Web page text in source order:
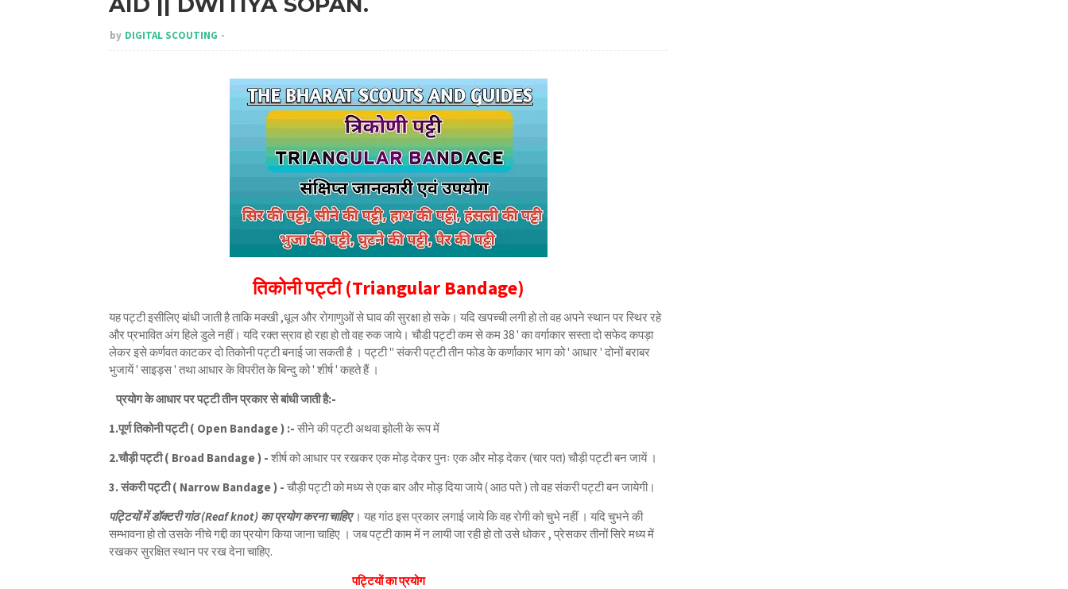
by DIGITAL SCOUTING
तिकोनी पट्टी (Triangular Bandage)
यह पट्टी इसीलिए बांधी जाती है ताकि मक्खी ,धूल और रोगाणुओं से घाव की सुरक्षा हो सके। यदि खपच्ची लगी हो तो वह अपने स्थान पर स्थिर रहे
और प्रभावित अंग हिले डुले नहीं। यदि रक्त स्राव हो रहा हो तो वह रुक जाये। चौडी पट्टी कम से कम 38 ' का वर्गाकार सस्ता दो सफेद कपड़ा
लेकर इसे कर्णवत काटकर दो तिकोनी पट्टी बनाई जा सकती है । पट्टी " संकरी पट्टी तीन फोड के कर्णाकार भाग को ' आधार ' दोनों बराबर
भुजायें ' साइड्स ' तथा आधार के विपरीत के बिन्दु को ' शीर्ष ' कहते हैं ।
प्रयोग के आधार पर पट्टी तीन प्रकार से बांधी जाती है:-
1.पूर्ण तिकोनी पट्टी ( Open Bandage ) :- सीने की पट्टी अथवा झोली के रूप में
2.चौड़ी पट्टी ( Broad Bandage ) - शीर्ष को आधार पर रखकर एक मोड़ देकर पुनः एक और मोड़ देकर (चार पत) चौड़ी पट्टी बन जायें ।
3. संकरी पट्टी ( Narrow Bandage ) - चौड़ी पट्टी को मध्य से एक बार और मोड़ दिया जाये ( आठ पते ) तो वह संकरी पट्टी बन जायेगी।
पट्टियों में डॉक्टरी गांठ (Reaf knot) का प्रयोग करना चाहिए। यह गांठ इस प्रकार लगाई जाये कि वह रोगी को चुभे नहीं । यदि चुभने की
सम्भावना हो तो उसके नीचे गद्दी का प्रयोग किया जाना चाहिए । जब पट्टी काम में न लायी जा रही हो तो उसे धोकर , प्रेसकर तीनों सिरे मध्य में
रखकर सुरक्षित स्थान पर रख देना चाहिए.
पट्टियों का प्रयोग